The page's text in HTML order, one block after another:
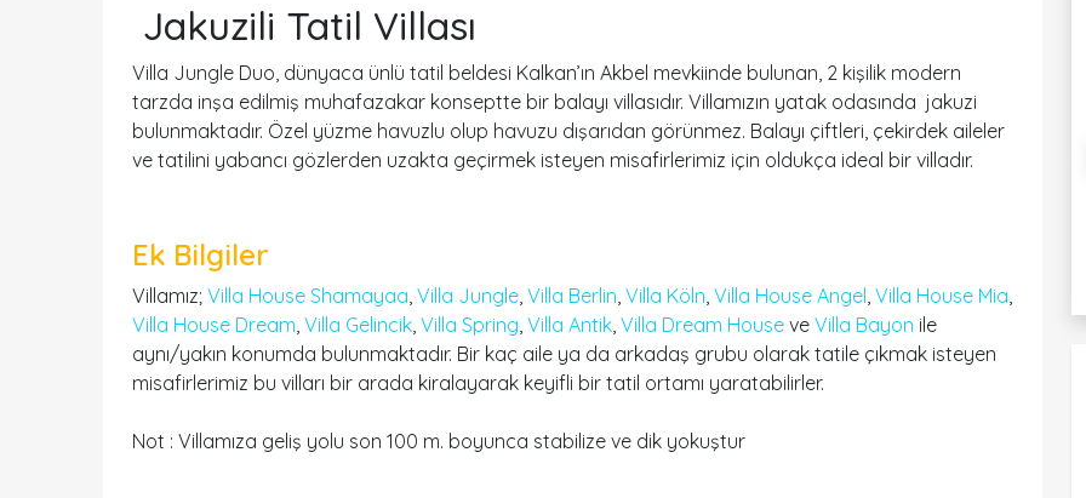
Jakuzili Tatil Villası
Villa Jungle Duo, dünyaca ünlü tatil beldesi Kalkan’ın Akbel mevkiinde bulunan, 2 kişilik modern
tarzda inşa edilmiş muhafazakar konseptte bir balayı villasıdır. Villamızın yatak odasında jakuzi
bulunmaktadır. Özel yüzme havuzlu olup havuzu dışarıdan görünmez. Balayı çiftleri, çekirdek aileler
ve tatilini yabancı gözlerden uzakta geçirmek isteyen misafirlerimiz için oldukça ideal bir villadır.
Ek Bilgiler
Villamız; Villa House Shamayaa, Villa Jungle, Villa Berlin, Villa Köln, Villa House Angel, Villa House Mia,
Villa House Dream, Villa Gelincik, Villa Spring, Villa Antik, Villa Dream House ve Villa Bayon ile
aynı/yakın konumda bulunmaktadır. Bir kaç aile ya da arkadaş grubu olarak tatile çıkmak isteyen
misafirlerimiz bu vilları bir arada kiralayarak keyifli bir tatil ortamı yaratabilirler.
Not : Villamıza geliş yolu son 100 m. boyunca stabilize ve dik yokuştur